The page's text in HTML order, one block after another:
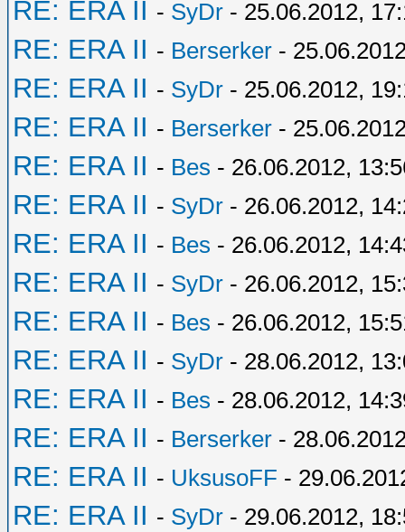
RE: ERA II - SyDr - 25.06.2012,
RE: ERA II - Berserker -
RE: ERA II - SyDr - 25.06.2012,
RE: ERA II - Berserker -
RE: ERA II - Bes - 26.06.2012,
RE: ERA II - SyDr - 26.06.2012,
RE: ERA II - Bes - 26.06.2012,
RE: ERA II - SyDr - 26.06.2012,
RE: ERA II - Bes - 26.06.2012,
RE: ERA II - SyDr - 28.06.2012,
RE: ERA II - Bes - 28.06.2012,
RE: ERA II - Berserker -
RE: ERA II - UksusoFF -
RE: ERA II - SyDr - 29.06.2012,